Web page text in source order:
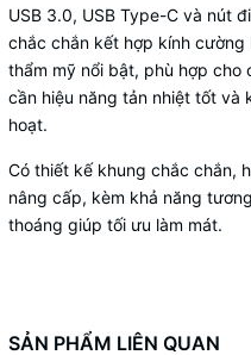
USB 3.0, USB Type-C và nút
chắc chắn kết hợp kính
thẩm mỹ nổi bật, phù hợp cho
cần hiệu năng tản nhiệt tốt và
hoạt.
Có thiết kế khung chắc chắn,
nâng cấp, kèm khả năng
thoáng giúp tối ưu làm mát.
SẢN PHẨM LIÊN QUAN